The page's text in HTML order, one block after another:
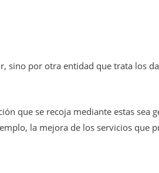
sino por otra entidad que trata los
que se recoja mediante estas sea
la mejora de los servicios que